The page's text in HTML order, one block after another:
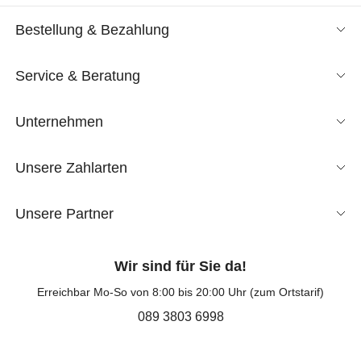
Bestellung & Bezahlung
Service & Beratung
Unternehmen
Unsere Zahlarten
Unsere Partner
Wir sind für Sie da!
Erreichbar Mo-So von 8:00 bis 20:00 Uhr (zum Ortstarif)
089 3803 6998